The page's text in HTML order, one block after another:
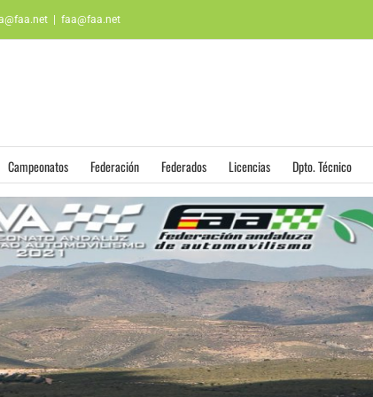
faa@faa.net
Campeonatos Federación Federados Licencias Dpto. Técnico